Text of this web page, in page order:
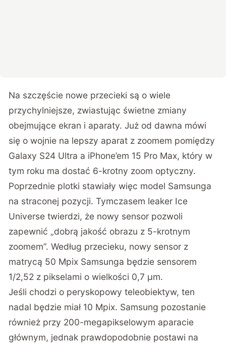
Na szczęście nowe przecieki są o wiele
przychylniejsze, zwiastując świetne zmiany
obejmujące ekran i aparaty. Już od dawna mówi
się o wojnie na lepszy aparat z zoomem pomiędzy
Galaxy S24 Ultra a iPhone’em 15 Pro Max, który w
tym roku ma dostać 6-krotny zoom optyczny.
Poprzednie plotki stawiały więc model Samsunga
na straconej pozycji. Tymczasem leaker Ice
Universe twierdzi, że nowy sensor pozwoli
zapewnić „dobrą jakość obrazu z 5-krotnym
zoomem”. Według przecieku, nowy sensor z
matrycą 50 Mpix Samsunga będzie sensorem
1/2,52 z pikselami o wielkości 0,7 μm.
Jeśli chodzi o peryskopowy teleobiektyw, ten
nadal będzie miał 10 Mpix. Samsung pozostanie
również przy 200-megapikselowym aparacie
głównym, jednak prawdopodobnie postawi na